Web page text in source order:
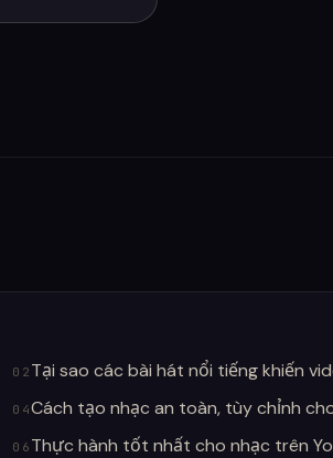
02 Tại sao các bài hát nổi tiếng khiến
04Cách tạo nhạc an toàn, tùy chỉnh
06 Thực hành tốt nhất cho nhạc trên